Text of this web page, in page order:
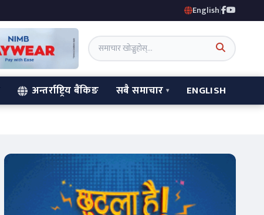
English|
अन्तर्राष्ट्रिय बैंकिङ सबै समाचार ENGLISH